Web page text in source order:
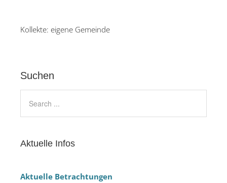
Kollekte: eigene Gemeinde
Suchen
Aktuelle Infos
Aktuelle Betrachtungen